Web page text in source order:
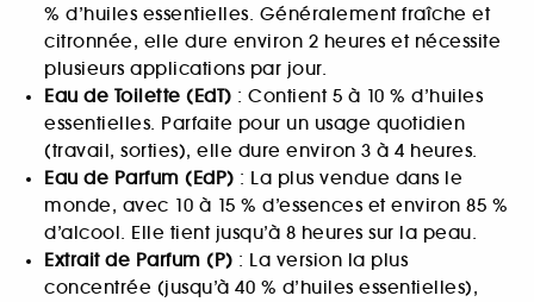
% d’huiles essentielles. Généralement fraîche et
citronnée, elle dure environ 2 heures et nécessite
plusieurs applications par jour.
Eau de Toilette (EdT) : Contient 5 à 10 % d’huiles
essentielles. Parfaite pour un usage quotidien
(travail, sorties), elle dure environ 3 à 4 heures.
Eau de Parfum (EdP) : La plus vendue dans le
monde, avec 10 à 15 % d’essences et environ 85 %
d’alcool. Elle tient jusqu’à 8 heures sur la peau.
Extrait de Parfum (P) : La version la plus
concentrée (jusqu’à 40 % d’huiles essentielles),